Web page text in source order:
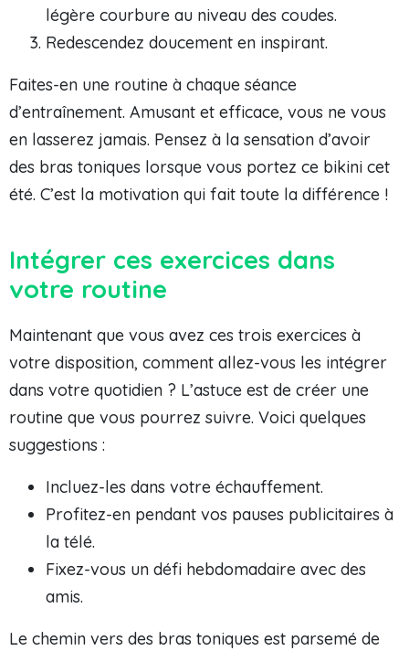
légère courbure au niveau des coudes.
Redescendez doucement en inspirant.
Faites-en une routine à chaque séance
d’entraînement. Amusant et efficace, vous ne vous
en lasserez jamais. Pensez à la sensation d’avoir
des bras toniques lorsque vous portez ce bikini cet
été. C’est la motivation qui fait toute la différence !
Intégrer ces exercices dans
votre routine
Maintenant que vous avez ces trois exercices à
votre disposition, comment allez-vous les intégrer
dans votre quotidien ? L’astuce est de créer une
routine que vous pourrez suivre. Voici quelques
suggestions :
Incluez-les dans votre échauffement.
Profitez-en pendant vos pauses publicitaires à
la télé.
Fixez-vous un défi hebdomadaire avec des
amis.
Le chemin vers des bras toniques est parsemé de